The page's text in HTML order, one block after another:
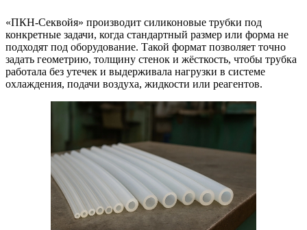
«ПКН-Секвойя» производит силиконовые трубки под
конкретные задачи, когда стандартный размер или форма не
подходят под оборудование. Такой формат позволяет точно
задать геометрию, толщину стенок и жёсткость, чтобы трубка
работала без утечек и выдерживала нагрузки в системе
охлаждения, подачи воздуха, жидкости или реагентов.